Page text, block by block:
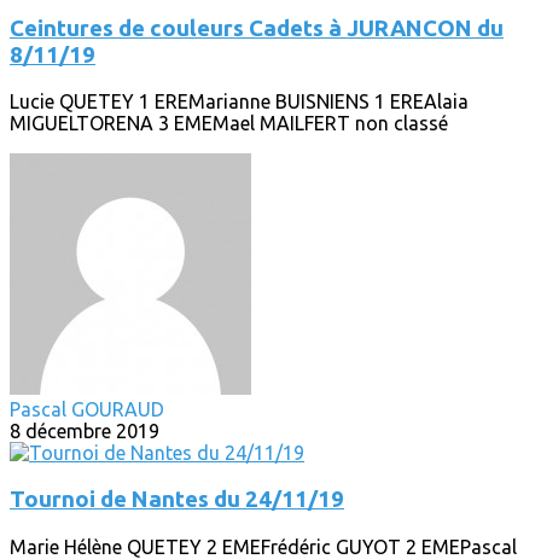
Ceintures de couleurs Cadets à JURANCON du
8/11/19
Lucie QUETEY 1 EREMarianne BUISNIENS 1 EREAlaia
MIGUELTORENA 3 EMEMael MAILFERT non classé
Pascal GOURAUD
8 décembre 2019
Tournoi de Nantes du 24/11/19
Marie Hélène QUETEY 2 EMEFrédéric GUYOT 2 EMEPascal